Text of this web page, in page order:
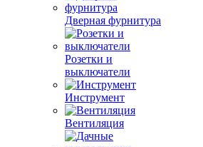
Дверная фурнитура
Розетки и
выключатели
Инструмент
Вентиляция